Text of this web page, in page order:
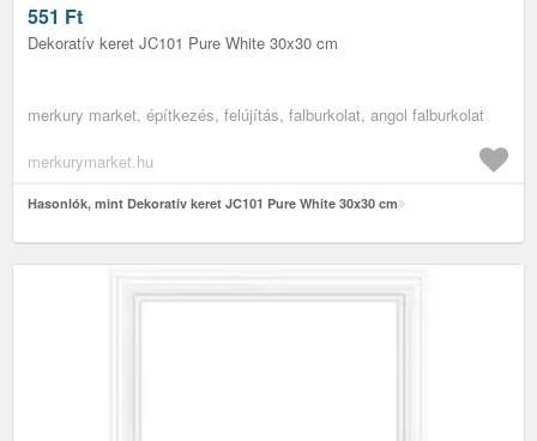
551 Ft
Dekoratív keret JC101 Pure White 30x30 cm
merkury market, építkezés, felújítás, falburkolat, angol falburkolat
merkurymarket.hu
Hasonlók, mint Dekoratív keret JC101 Pure White 30x30 cm